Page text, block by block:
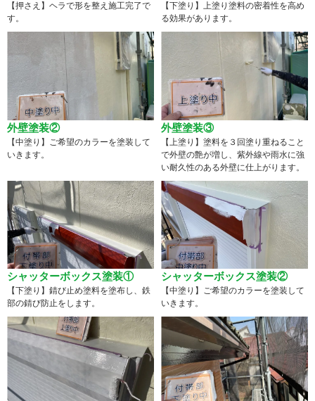
【押さえ】ヘラで形を整え施工完了で
す。
【下塗り】上塗り塗料の密着性を高め
る効果があります。
外壁塗装②
【中塗り】ご希望のカラーを塗装して
いきます。
外壁塗装③
【上塗り】塗料を３回塗り重ねること
で外壁の艶が増し、紫外線や雨水に強
い耐久性のある外壁に仕上がります。
シャッターボックス塗装①
【下塗り】錆び止め塗料を塗布し、鉄
部の錆び防止をします。
シャッターボックス塗装②
【中塗り】ご希望のカラーを塗装して
いきます。